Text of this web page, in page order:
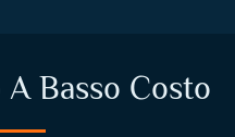
Basso Costo